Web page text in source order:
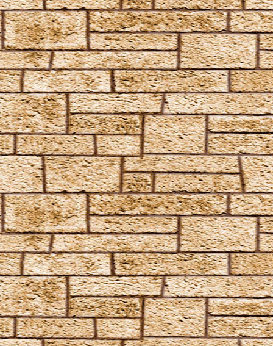
Avifors
Bombarda
Bombarda Maxima
Calvorio
Colloshoo
Confringo
Confundo
Dämonenfeuer
Defodio
Densaugeo
Deprimo
Descendo
Draconifors
Ebublio
Emuvilus
Engorgio Skullus
Entomorphis
Everte Statum
Expellimellius
Expulso
Flagrante
Flederwichtfluch
Flipendo
Fracto Strata
Fulgari
Furnunculus
Glacius
Inanimatus
Konjunktivitis-Fluch
Lacarnum Inflamari
Langlock
Legilimens
Levicorpus
Locomotor Wibbly
Magicus Extremos
Melofors
Mimblewimble
Morsmordre